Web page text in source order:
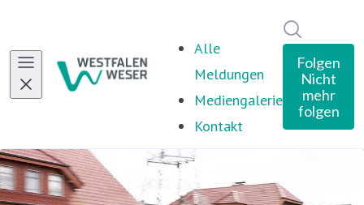
Alle
Meldungen
Mediengalerie
Kontakt
Folgen
Nicht
mehr
folgen